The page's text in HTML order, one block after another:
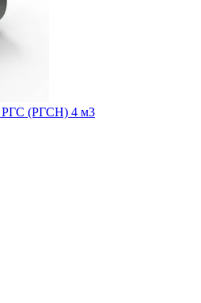
РГС (РГСН) 4 м3